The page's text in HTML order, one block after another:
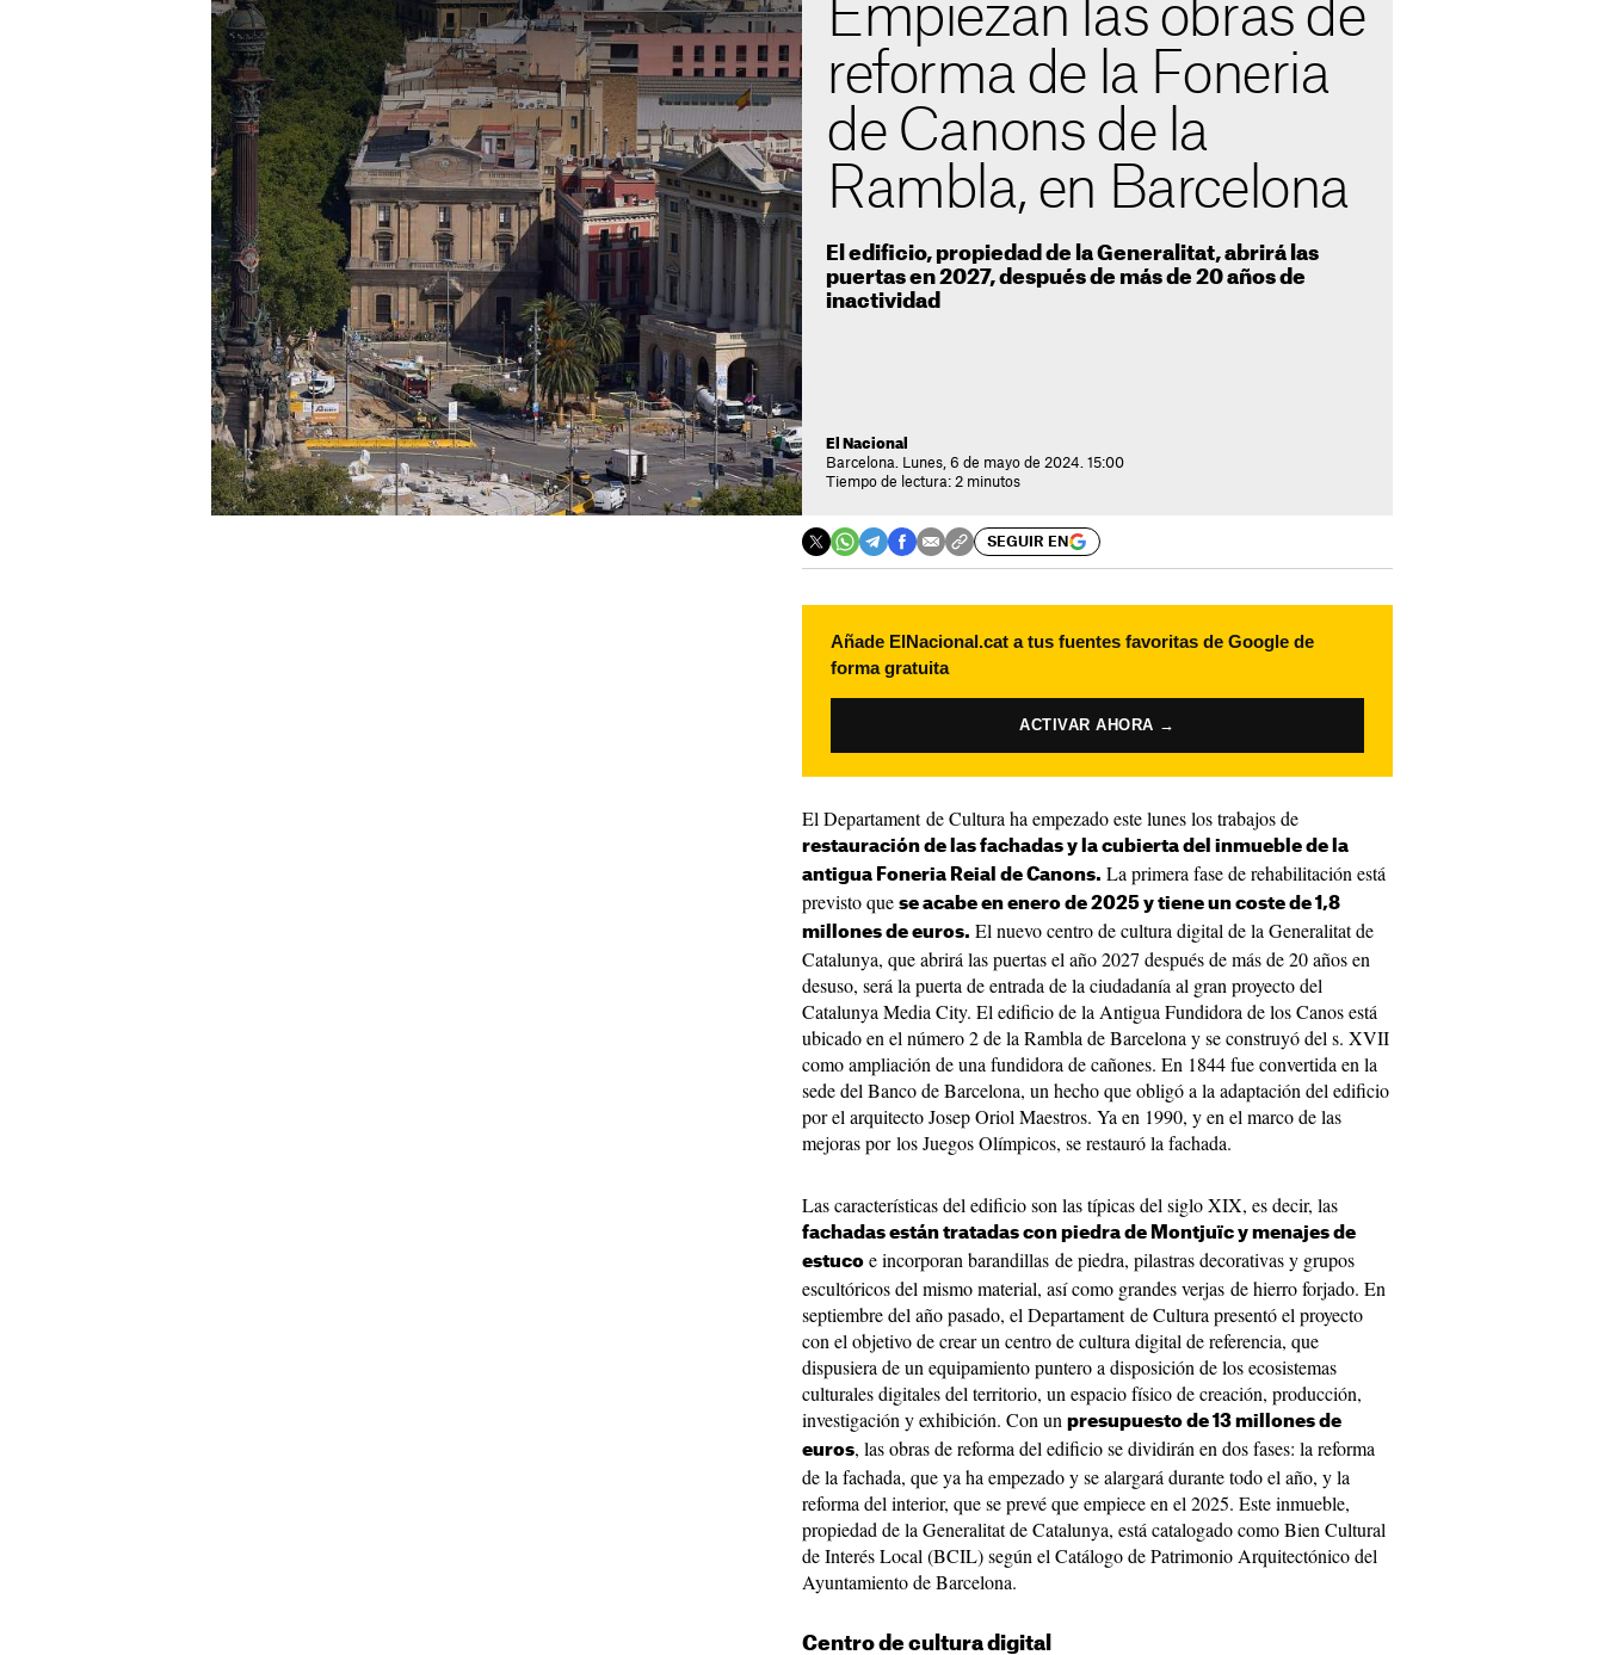
Empiezan las obras de
reforma de la Foneria
de Canons de la
Rambla, en Barcelona
El edificio, propiedad de la Generalitat, abrirá las
puertas en 2027, después de más de 20 años de
inactividad
El Nacional
Barcelona. Lunes, 6 de mayo de 2024. 15:00
Tiempo de lectura: 2 minutos
SEGUIR EN
Añade ElNacional.cat a tus fuentes favoritas de Google de
forma gratuita
ACTIVAR AHORA →
El Departament de Cultura ha empezado este lunes los trabajos de
restauración de las fachadas y la cubierta del inmueble de la
antigua Foneria Reial de Canons. La primera fase de rehabilitación está
previsto que se acabe en enero de 2025 y tiene un coste de 1,8
millones de euros. El nuevo centro de cultura digital de la Generalitat de
Catalunya, que abrirá las puertas el año 2027 después de más de 20 años en
desuso, será la puerta de entrada de la ciudadanía al gran proyecto del
Catalunya Media City. El edificio de la Antigua Fundidora de los Canos está
ubicado en el número 2 de la Rambla de Barcelona y se construyó del s. XVII
como ampliación de una fundidora de cañones. En 1844 fue convertida en la
sede del Banco de Barcelona, un hecho que obligó a la adaptación del edificio
por el arquitecto Josep Oriol Maestros. Ya en 1990, y en el marco de las
mejoras por los Juegos Olímpicos, se restauró la fachada.
Las características del edificio son las típicas del siglo XIX, es decir, las
fachadas están tratadas con piedra de Montjuïc y menajes de
estuco e incorporan barandillas de piedra, pilastras decorativas y grupos
escultóricos del mismo material, así como grandes verjas de hierro forjado. En
septiembre del año pasado, el Departament de Cultura presentó el proyecto
con el objetivo de crear un centro de cultura digital de referencia, que
dispusiera de un equipamiento puntero a disposición de los ecosistemas
culturales digitales del territorio, un espacio físico de creación, producción,
investigación y exhibición. Con un presupuesto de 13 millones de
euros, las obras de reforma del edificio se dividirán en dos fases: la reforma
de la fachada, que ya ha empezado y se alargará durante todo el año, y la
reforma del interior, que se prevé que empiece en el 2025. Este inmueble,
propiedad de la Generalitat de Catalunya, está catalogado como Bien Cultural
de Interés Local (BCIL) según el Catálogo de Patrimonio Arquitectónico del
Ayuntamiento de Barcelona.
Centro de cultura digital